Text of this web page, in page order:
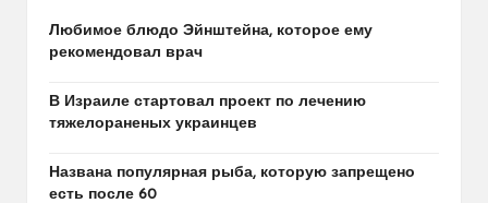
Любимое блюдо Эйнштейна, которое ему
рекомендовал врач
В Израиле стартовал проект по лечению
тяжелораненых украинцев
Названа популярная рыба, которую запрещено
есть после 60